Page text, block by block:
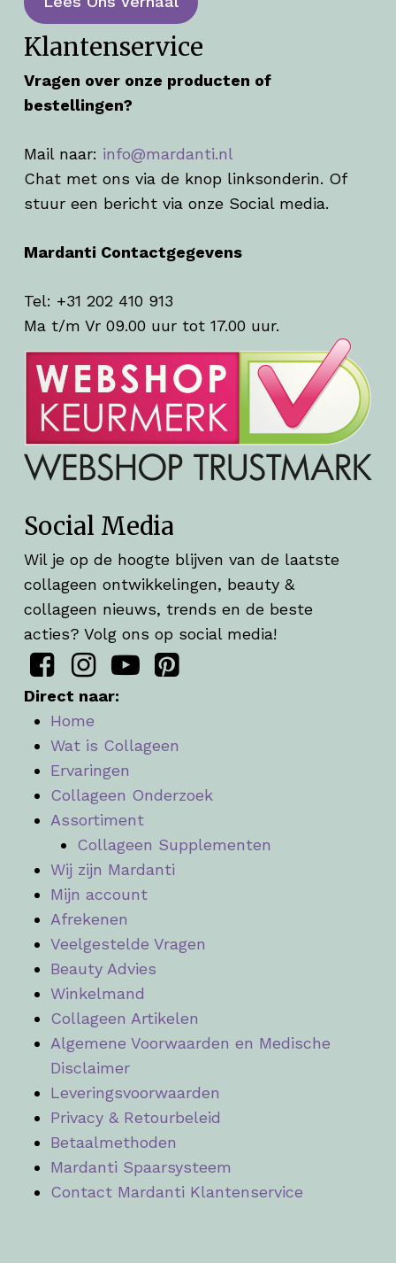
Klantenservice
Vragen over onze producten of
bestellingen?
Mail naar: info@mardanti.nl
Chat met ons via de knop linksonderin. Of
stuur een bericht via onze Social media.
Mardanti Contactgegevens
Tel: +31 202 410 913
Ma t/m Vr 09.00 uur tot 17.00 uur.
Social Media
Wil je op de hoogte blijven van de laatste
collageen ontwikkelingen, beauty &
collageen nieuws, trends en de beste
acties? Volg ons op social media!
Direct naar:
Home
Wat is Collageen
Ervaringen
Collageen Onderzoek
Assortiment
Collageen Supplementen
Wij zijn Mardanti
Mijn account
Afrekenen
Veelgestelde Vragen
Beauty Advies
Winkelmand
Collageen Artikelen
Algemene Voorwaarden en Medische
Disclaimer
Leveringsvoorwaarden
Privacy & Retourbeleid
Betaalmethoden
Mardanti Spaarsysteem
Contact Mardanti Klantenservice